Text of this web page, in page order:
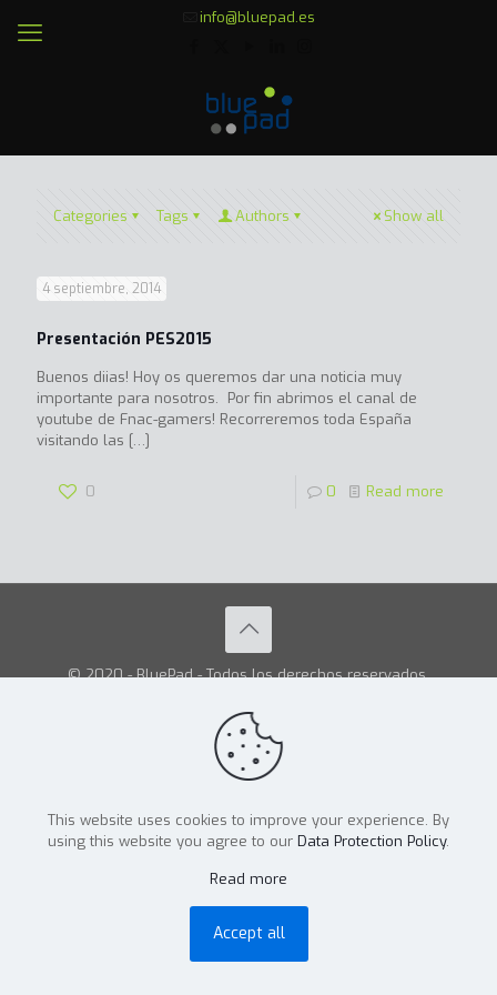
info@bluepad.es
Categories Tags Authors Show all
4 septiembre, 2014
Presentación PES2015
Buenos diias! Hoy os queremos dar una noticia muy
importante para nosotros. Por fin abrimos el canal de
youtube de Fnac-gamers! Recorreremos toda España
visitando las […]
0 0 Read more
© 2020 - BluePad - Todos los derechos reservados.
This website uses cookies to improve your experience. By
using this website you agree to our Data Protection Policy.
Read more
Accept all